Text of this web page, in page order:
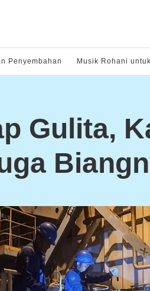
Penyembahan Musik Rohani
Gulita,